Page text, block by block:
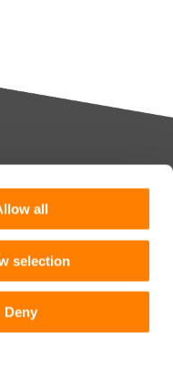
all
selection
Deny